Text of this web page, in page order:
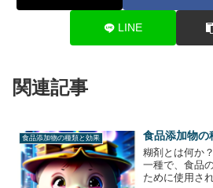
LINE
関連記事
食品添加物の種類と効果 食品添加物の
糊剤とは何か
一種で、食品
ために使用さ